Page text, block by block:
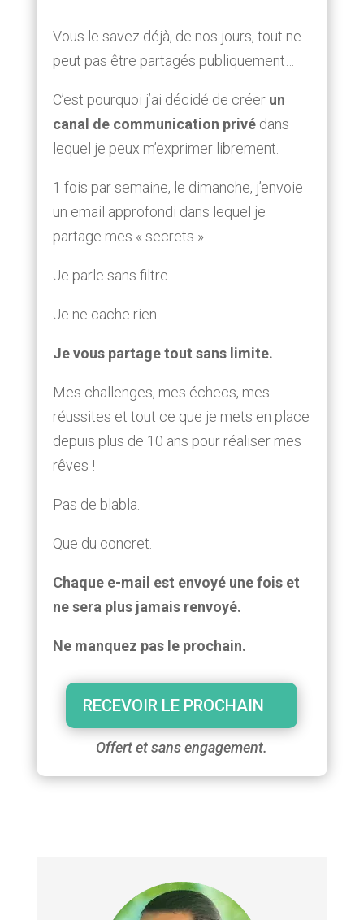
Vous le savez déjà, de nos jours, tout ne
peut pas être partagés publiquement…
C’est pourquoi j’ai décidé de créer un
canal de communication privé dans
lequel je peux m’exprimer librement.
1 fois par semaine, le dimanche, j’envoie
un email approfondi dans lequel je
partage mes « secrets ».
Je parle sans filtre.
Je ne cache rien.
Je vous partage tout sans limite.
Mes challenges, mes échecs, mes
réussites et tout ce que je mets en place
depuis plus de 10 ans pour réaliser mes
rêves !
Pas de blabla.
Que du concret.
Chaque e-mail est envoyé une fois et
ne sera plus jamais renvoyé.
Ne manquez pas le prochain.
RECEVOIR LE PROCHAIN
Offert et sans engagement.